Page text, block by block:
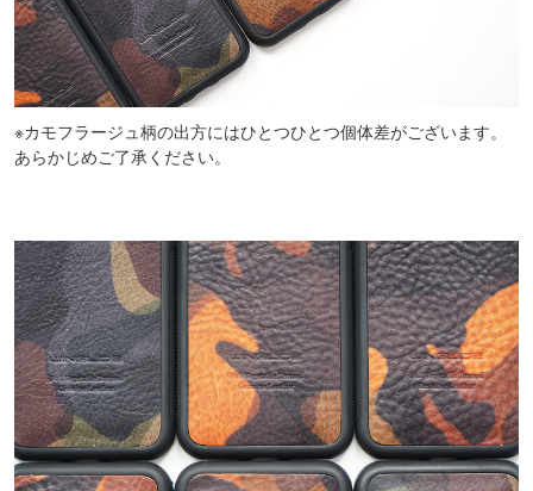
※カモフラージュ柄の出方にはひとつひとつ個体差がございます。
あらかじめご了承ください。